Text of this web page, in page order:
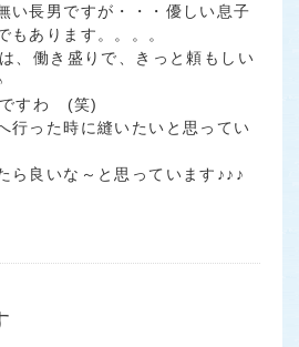
い長男ですが・・・優しい息子
あります。。。。
、働き盛りで、きっと頼もしい
ですわ (笑)
った時に縫いたいと思ってい
ら良いな～と思っています♪♪♪